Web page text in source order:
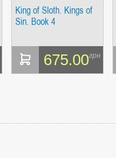
King of Sloth. Kings of
Sin. Book 4
675.00грн